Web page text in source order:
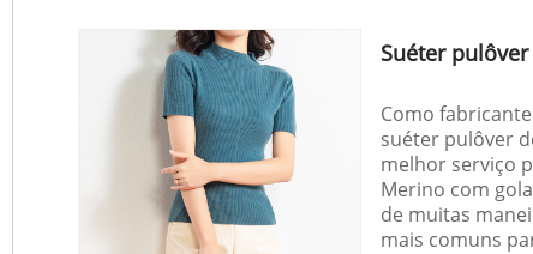
Suéter
Como
suéter pulôver
melhor serviço
Merino com
de muitas
mais comuns